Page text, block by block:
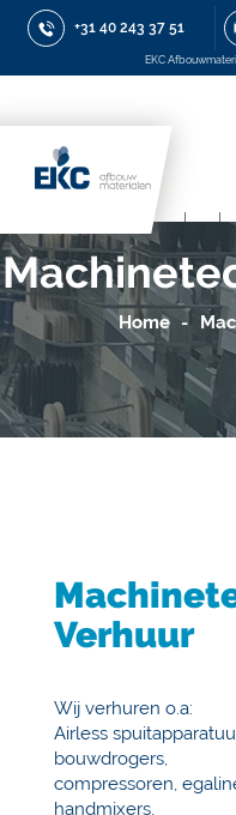
+31 40 243 37 51
EKC
Home
Verhuur
Wij verhuren o.a:
Airless
bouwdrogers,
compressoren,
handmixers,